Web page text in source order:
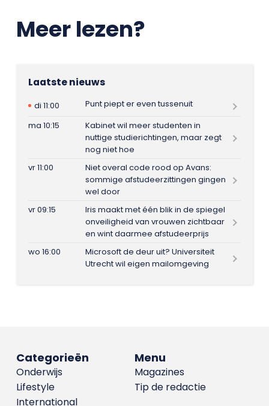
Meer lezen?
Laatste nieuws
di 11:00
Punt piept er even tussenuit
ma 10:15
Kabinet wil meer studenten in
nuttige studierichtingen, maar zegt
nog niet hoe
vr 11:00
Niet overal code rood op Avans:
sommige afstudeerzittingen gingen
wel door
vr 09:15
Iris maakt met één blik in de spiegel
onveiligheid van vrouwen zichtbaar
en wint daarmee afstudeerprijs
wo 16:00
Microsoft de deur uit? Universiteit
Utrecht wil eigen mailomgeving
Menu
Magazines
Tip de redactie
Categorieën
Onderwijs
Lifestyle
International